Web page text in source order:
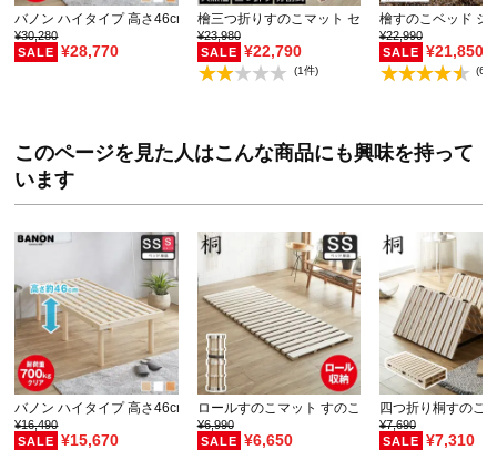
バノン ハイタイプ 高さ46cm すのこベッド 【ショ…
¥30,280
¥28,770
檜三つ折りすのこマット セミシングル 三つ折り
¥23,980
¥22,790
(1件)
檜すのこベッド シ
¥22,990
¥21,850
(67
このページを見た人はこんな商品にも興味を持って
います
バノン ハイタイプ 高さ46cm すのこベッド 【ショ…
¥16,490
¥15,670
ロールすのこマット すのこベッド セミシングル
¥6,990
¥6,650
四つ折り桐すのこ
¥7,690
¥7,310